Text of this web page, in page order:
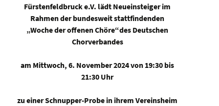
Fürstenfeldbruck e.V. lädt Neueinsteiger im
Rahmen der bundesweit stattfindenden
„Woche der offenen Chöre“des Deutschen
Chorverbandes
am Mittwoch, 6. November 2024 von 19:30 bis
21:30 Uhr
zu einer Schnupper-Probe in ihrem Vereinsheim